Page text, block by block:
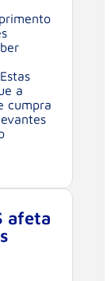
a
cumpra
afeta